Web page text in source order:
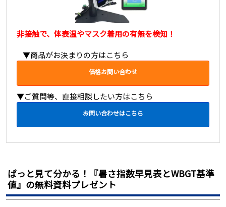
非接触で、体表温やマスク着用の有無を検知！
▼商品がお決まりの方はこちら
価格お問い合わせ
▼ご質問等、直接相談したい方はこちら
お問い合わせはこちら
ぱっと見て分かる！『暑さ指数早見表とWBGT基準
値』の無料資料プレゼント